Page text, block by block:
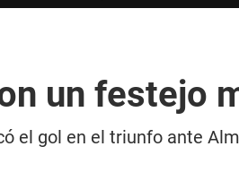
un festejo
el gol en el triunfo ante